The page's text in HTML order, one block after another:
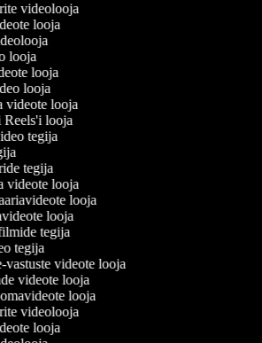
videolooja
looja
looja
looja
looja
videote looja
Reels'i looja
tegija
tegija
videote looja
looja
looja
tegija
tegija
vastuste videote looja
videote looja
looja
videolooja
looja